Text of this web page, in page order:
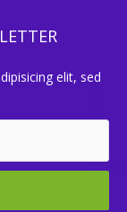
elit, sed